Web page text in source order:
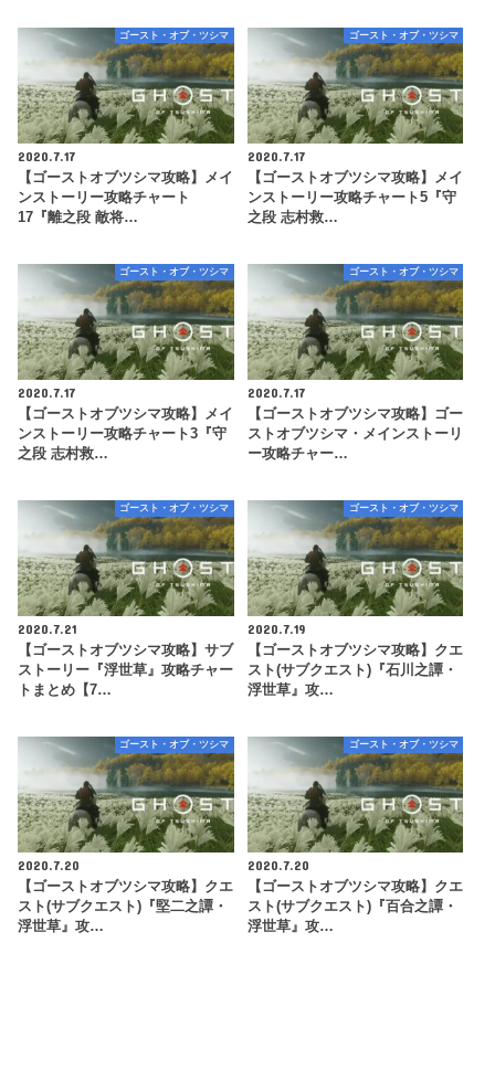
ゴースト・オブ・ツシマ
2020.7.17
【ゴーストオブツシマ攻略】メイ
ンストーリー攻略チャート
17『離之段 敵将…
ゴースト・オブ・ツシマ
2020.7.17
【ゴーストオブツシマ攻略】メイ
ンストーリー攻略チャート5『守
之段 志村救…
ゴースト・オブ・ツシマ
2020.7.17
【ゴーストオブツシマ攻略】メイ
ンストーリー攻略チャート3『守
之段 志村救…
ゴースト・オブ・ツシマ
2020.7.17
【ゴーストオブツシマ攻略】ゴー
ストオブツシマ・メインストーリ
ー攻略チャー…
ゴースト・オブ・ツシマ
2020.7.21
【ゴーストオブツシマ攻略】サブ
ストーリー『浮世草』攻略チャー
トまとめ【7…
ゴースト・オブ・ツシマ
2020.7.19
【ゴーストオブツシマ攻略】クエ
スト(サブクエスト)『石川之譚・
浮世草』攻…
ゴースト・オブ・ツシマ
2020.7.20
【ゴーストオブツシマ攻略】クエ
スト(サブクエスト)『堅二之譚・
浮世草』攻…
ゴースト・オブ・ツシマ
2020.7.20
【ゴーストオブツシマ攻略】クエ
スト(サブクエスト)『百合之譚・
浮世草』攻…